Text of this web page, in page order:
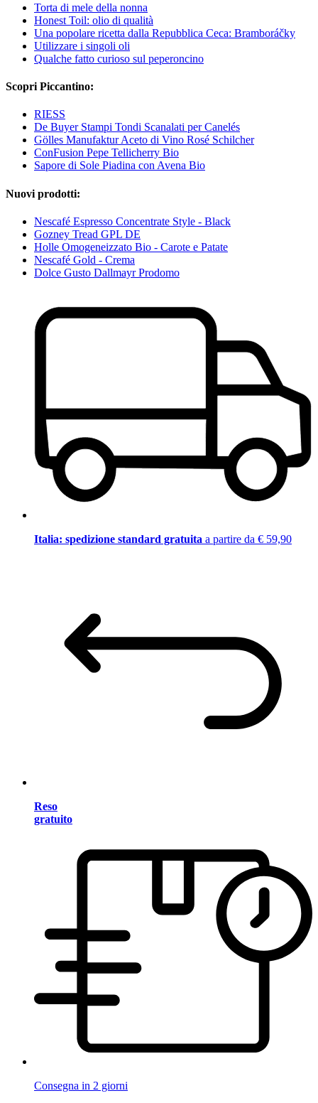
Torta di mele della nonna
Honest Toil: olio di qualità
Una popolare ricetta dalla Repubblica Ceca: Bramboráčky
Utilizzare i singoli oli
Qualche fatto curioso sul peperoncino
Scopri Piccantino:
RIESS
De Buyer Stampi Tondi Scanalati per Canelés
Gölles Manufaktur Aceto di Vino Rosé Schilcher
ConFusion Pepe Tellicherry Bio
Sapore di Sole Piadina con Avena Bio
Nuovi prodotti:
Nescafé Espresso Concentrate Style - Black
Gozney Tread GPL DE
Holle Omogeneizzato Bio - Carote e Patate
Nescafé Gold - Crema
Dolce Gusto Dallmayr Prodomo
Italia: spedizione standard gratuita a partire da € 59,90
Reso
gratuito
Consegna in 2 giorni